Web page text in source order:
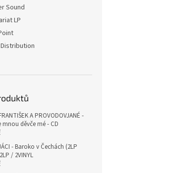
Sound
LP
A PROVODOVJANÉ -
mnou děvče mé - CD
- Baroko v Čechách (2LP
/ 2VINYL